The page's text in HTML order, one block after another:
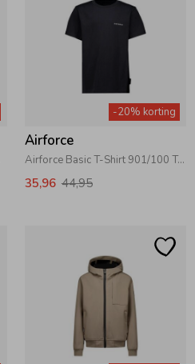
-20% korting
Airforce
Airforce Basic T-Shirt 901/100 True Black\White
35,96 44,95